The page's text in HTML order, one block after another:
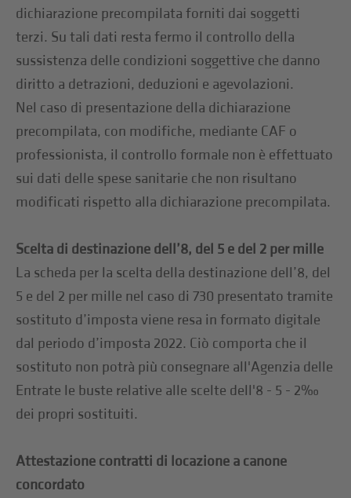
dichiarazione precompilata forniti dai soggetti
terzi. Su tali dati resta fermo il controllo della
sussistenza delle condizioni soggettive che danno
diritto a detrazioni, deduzioni e agevolazioni.
Nel caso di presentazione della dichiarazione
precompilata, con modifiche, mediante CAF o
professionista, il controllo formale non è effettuato
sui dati delle spese sanitarie che non risultano
modificati rispetto alla dichiarazione precompilata.
Scelta di destinazione dell’8, del 5 e del 2 per mille
La scheda per la scelta della destinazione dell’8, del
5 e del 2 per mille nel caso di 730 presentato tramite
sostituto d’imposta viene resa in formato digitale
dal periodo d’imposta 2022. Ciò comporta che il
sostituto non potrà più consegnare all'Agenzia delle
Entrate le buste relative alle scelte dell'8 - 5 - 2‰
dei propri sostituiti.
Attestazione contratti di locazione a canone
concordato